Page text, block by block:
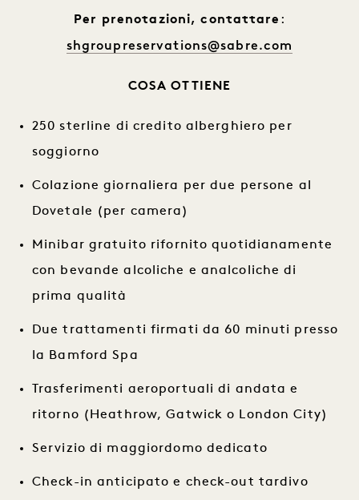
Per prenotazioni, contattare :
shgroupreservations@sabre.com
COSA OTTIENE
250 sterline di credito alberghiero per
soggiorno
Colazione giornaliera per due persone al
Dovetale (per camera)
Minibar gratuito rifornito quotidianamente
con bevande alcoliche e analcoliche di
prima qualità
Due trattamenti firmati da 60 minuti presso
la Bamford Spa
Trasferimenti aeroportuali di andata e
ritorno (Heathrow, Gatwick o London City)
Servizio di maggiordomo dedicato
Check-in anticipato e check-out tardivo